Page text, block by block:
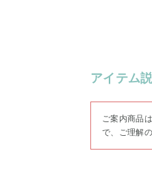
アイテム
ご案内商品
で、ご理解